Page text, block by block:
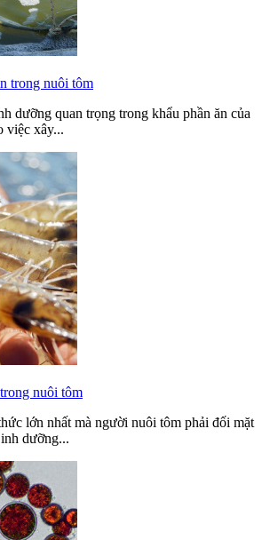
trong nuôi tôm
dưỡng quan trọng trong khẩu phần ăn của
việc xây...
nuôi tôm
lớn nhất mà người nuôi tôm phải đối mặt
dưỡng...